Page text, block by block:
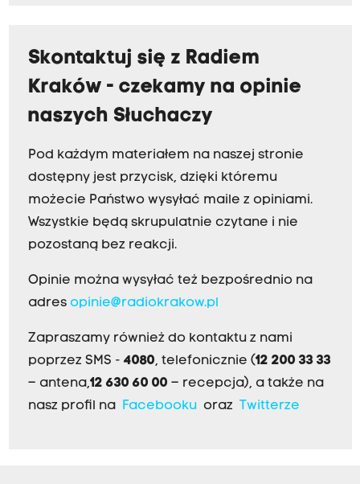
Skontaktuj się z Radiem
Kraków - czekamy na opinie
naszych Słuchaczy
Pod każdym materiałem na naszej stronie
dostępny jest przycisk, dzięki któremu
możecie Państwo wysyłać maile z opiniami.
Wszystkie będą skrupulatnie czytane i nie
pozostaną bez reakcji.
Opinie można wysyłać też bezpośrednio na
adres opinie@radiokrakow.pl
Zapraszamy również do kontaktu z nami
poprzez SMS - 4080, telefonicznie (12 200 33 33
– antena,12 630 60 00 – recepcja), a także na
nasz profil na Facebookuoraz Twitterze